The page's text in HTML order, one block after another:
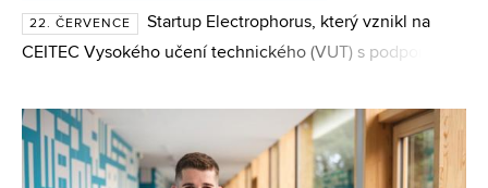
22. ČERVENCE
Startup Electrophorus, který vznikl na
CEITEC Vysokého učení technického (VUT) s podporou
a dnes působí jako technologická společnost s mezináro